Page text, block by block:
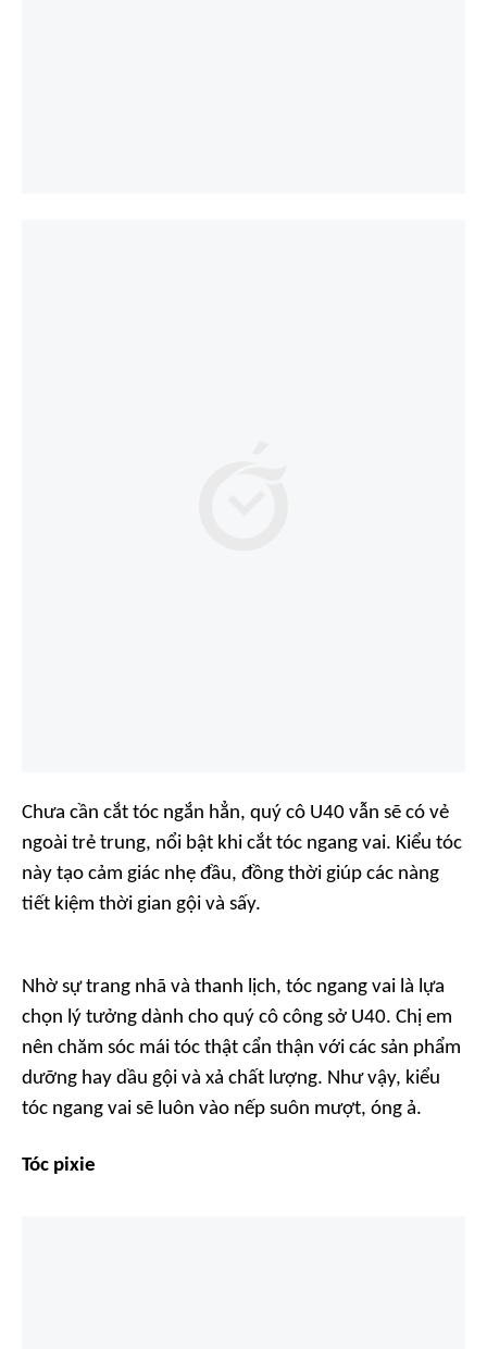
Chưa cần cắt tóc ngắn hẳn, quý cô U40 vẫn sẽ có vẻ
ngoài trẻ trung, nổi bật khi cắt tóc ngang vai. Kiểu tóc
này tạo cảm giác nhẹ đầu, đồng thời giúp các nàng
tiết kiệm thời gian gội và sấy.
Nhờ sự trang nhã và thanh lịch, tóc ngang vai là lựa
chọn lý tưởng dành cho quý cô công sở U40. Chị em
nên chăm sóc mái tóc thật cẩn thận với các sản phẩm
dưỡng hay dầu gội và xả chất lượng. Như vậy, kiểu
tóc ngang vai sẽ luôn vào nếp suôn mượt, óng ả.
Tóc pixie